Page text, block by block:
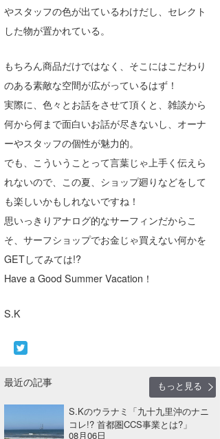
やスタッフの色が出ているわけだし、セレクト
した物が置かれている。
もちろん商品だけではなく、そこにはこだわり
のある素敵な空間が広がっているはず！
実際に、色々とお話をさせて頂くと、雑談から
何から何まで面白いお話が尽きないし、オーナ
ーやスタッフの個性が魅力的。
でも、こういうことって言葉じゃ上手く伝えら
れないので、この夏、ショップ廻りなどをして
も楽しいかもしれないですね！
思いっきりアナログ的なサーフィンだからこ
そ、サーフショップでお金じゃ買えない何かを
GETしてみては!?
Have a Good Summer Vacation！
S.K
最近の記事
もっと見る
S.Kのウラナミ「九十九里沖のナニ
コレ!? 首都圏CCS事業とは?」
08月06日
上條将美
唐澤予報士
SancheZ
ゴン
米山予報士
wanda
予報士 hiro.
banpaku
Mr.K
chappy